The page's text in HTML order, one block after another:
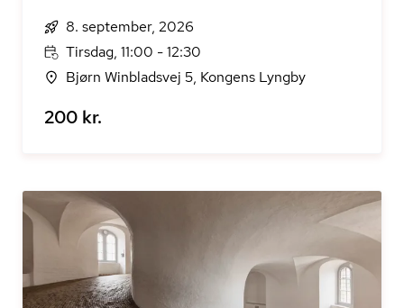
8. september, 2026
Tirsdag, 11:00 - 12:30
Bjørn Winbladsvej 5, Kongens Lyngby
200 kr.